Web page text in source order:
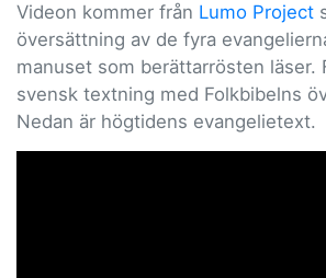
Videon kommer från Lumo Project
översättning av de fyra
manuset som berättarrösten läser.
svensk textning med Folkbibelns
Nedan är högtidens evangelietext.